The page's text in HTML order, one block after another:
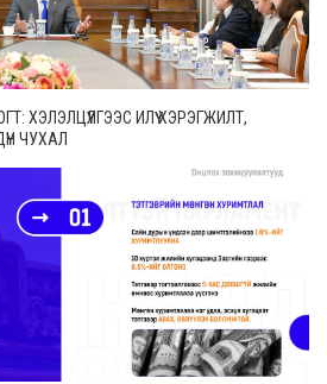
ХЭЛЭЛЦҮҮЛГЭЭС ИЛҮҮ ХЭРЭГЖИЛТ,
ЧУХАЛ